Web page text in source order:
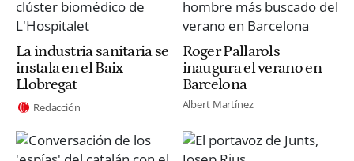
La industria sanitaria se
instala en el Baix
Llobregat
Redacción
Roger Pallarols
inaugura el verano en
Barcelona
Albert Martínez